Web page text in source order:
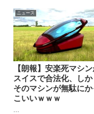
ニュース
【朗報】安楽死マシ
スイスで合法化、しか
そのマシンが無駄にか
こいいｗｗｗ
...